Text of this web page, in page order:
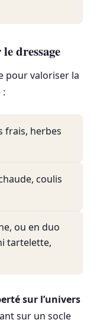
dressage
pour valoriser la
frais, herbes
coulis
ou en duo
tartelette,
sur l’univers
sur un socle